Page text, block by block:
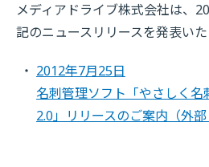
メディアドライブ株式会社は、
記のニュースリリースを発表いた
2012年7月25日
名刺管理ソフト「やさしく名
2.0」リリースのご案内 （外